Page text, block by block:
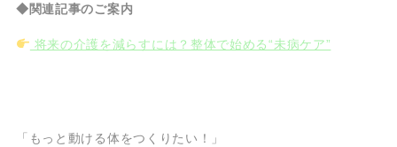
◆関連記事のご案内
将来の介護を減らすには？整体で始める“未病ケア”
「もっと動ける体をつくりたい！」